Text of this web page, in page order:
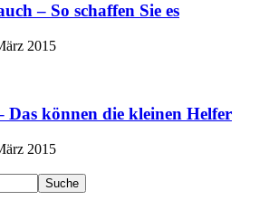
– So schaffen Sie es
2015
Das können die kleinen Helfer
2015